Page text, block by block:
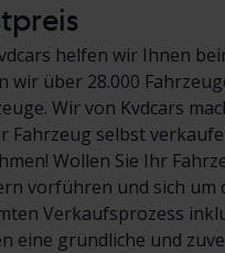
helfen wir Ihnen
wir über 28.000
Wir von Kvdcars
Fahrzeug selbst
Wollen Sie Ihr
vorführen und sich um
Verkaufsprozess
eine gründliche und